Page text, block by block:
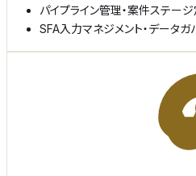
パイプライン管理・案件ステー
SFA入力マネジメント・データガ